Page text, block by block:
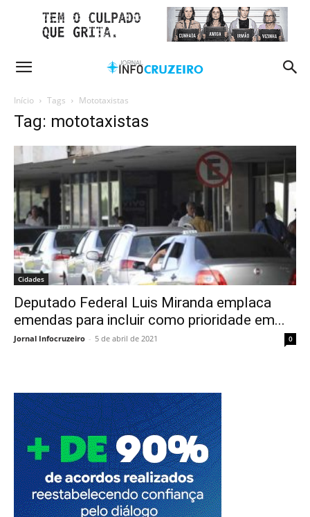
Início Tags Mototaxistas
Tag: mototaxistas
Cidades
Deputado Federal Luis Miranda emplaca
emendas para incluir como prioridade em...
Jornal Infocruzeiro - 5 de abril de 2021 0